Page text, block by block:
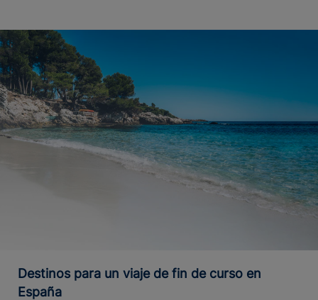
Destinos para un viaje de fin de curso en
España